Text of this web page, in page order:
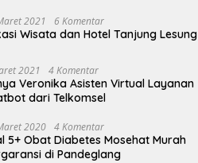
2021 6 Komentar
Wisata dan Hotel Tanjung Lesung
2021 4 Komentar
Veronika Asisten Virtual Layanan
dari Telkomsel
2020 4 Komentar
5+ Obat Diabetes Mosehat Murah
di Pandeglang